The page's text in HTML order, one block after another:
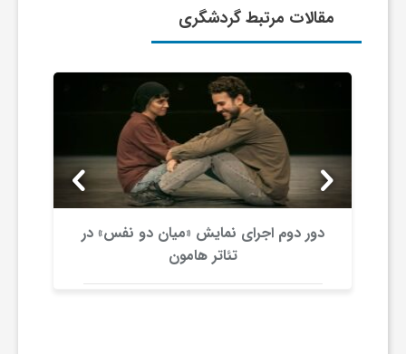
مقالات مرتبط گردشگری
دور دوم اجرای نمایش «میان دو نفس» در
تئاتر هامون